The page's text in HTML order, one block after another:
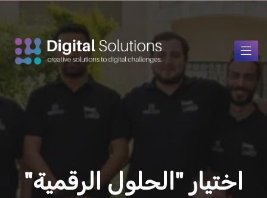
اختيار "الحلول الرقمية"